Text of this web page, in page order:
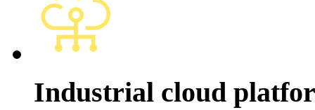
Industrial cloud